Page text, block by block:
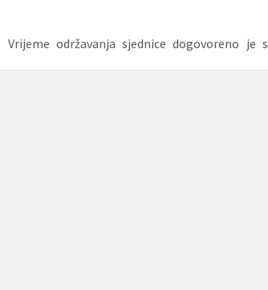
održavanja sjednice dogovoreno je s